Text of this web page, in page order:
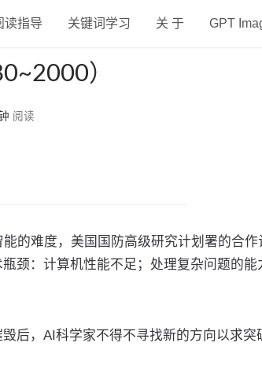
读指导 关键词学习 关 于 GPT
）
阅读
的难度，美国国防高级研究计划署的合作
颈：计算机性能不足；处理复杂问题的能
后，AI科学家不得不寻找新的方向以求突